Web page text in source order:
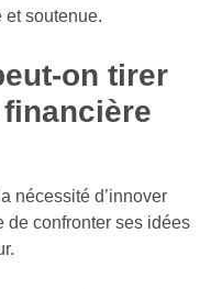
soutenue.
on tirer
nécessité d’innover
de confronter ses idées